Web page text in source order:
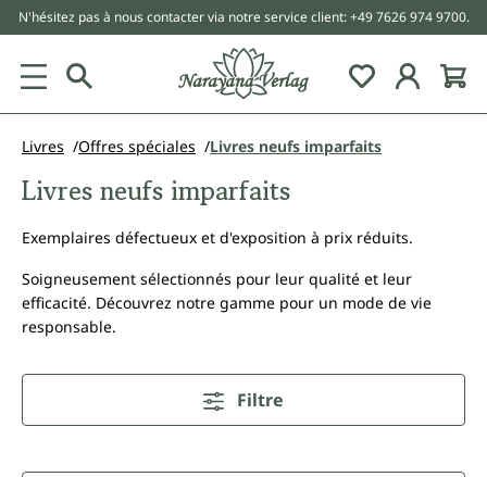
principal
N'hésitez pas à nous contacter via notre service client: +49 7626 974 9700.
Livres Offres spéciales Livres neufs imparfaits
Livres neufs imparfaits
Exemplaires défectueux et d'exposition à prix réduits.
Soigneusement sélectionnés pour leur qualité et leur
efficacité. Découvrez notre gamme pour un mode de vie
responsable.
Filtre